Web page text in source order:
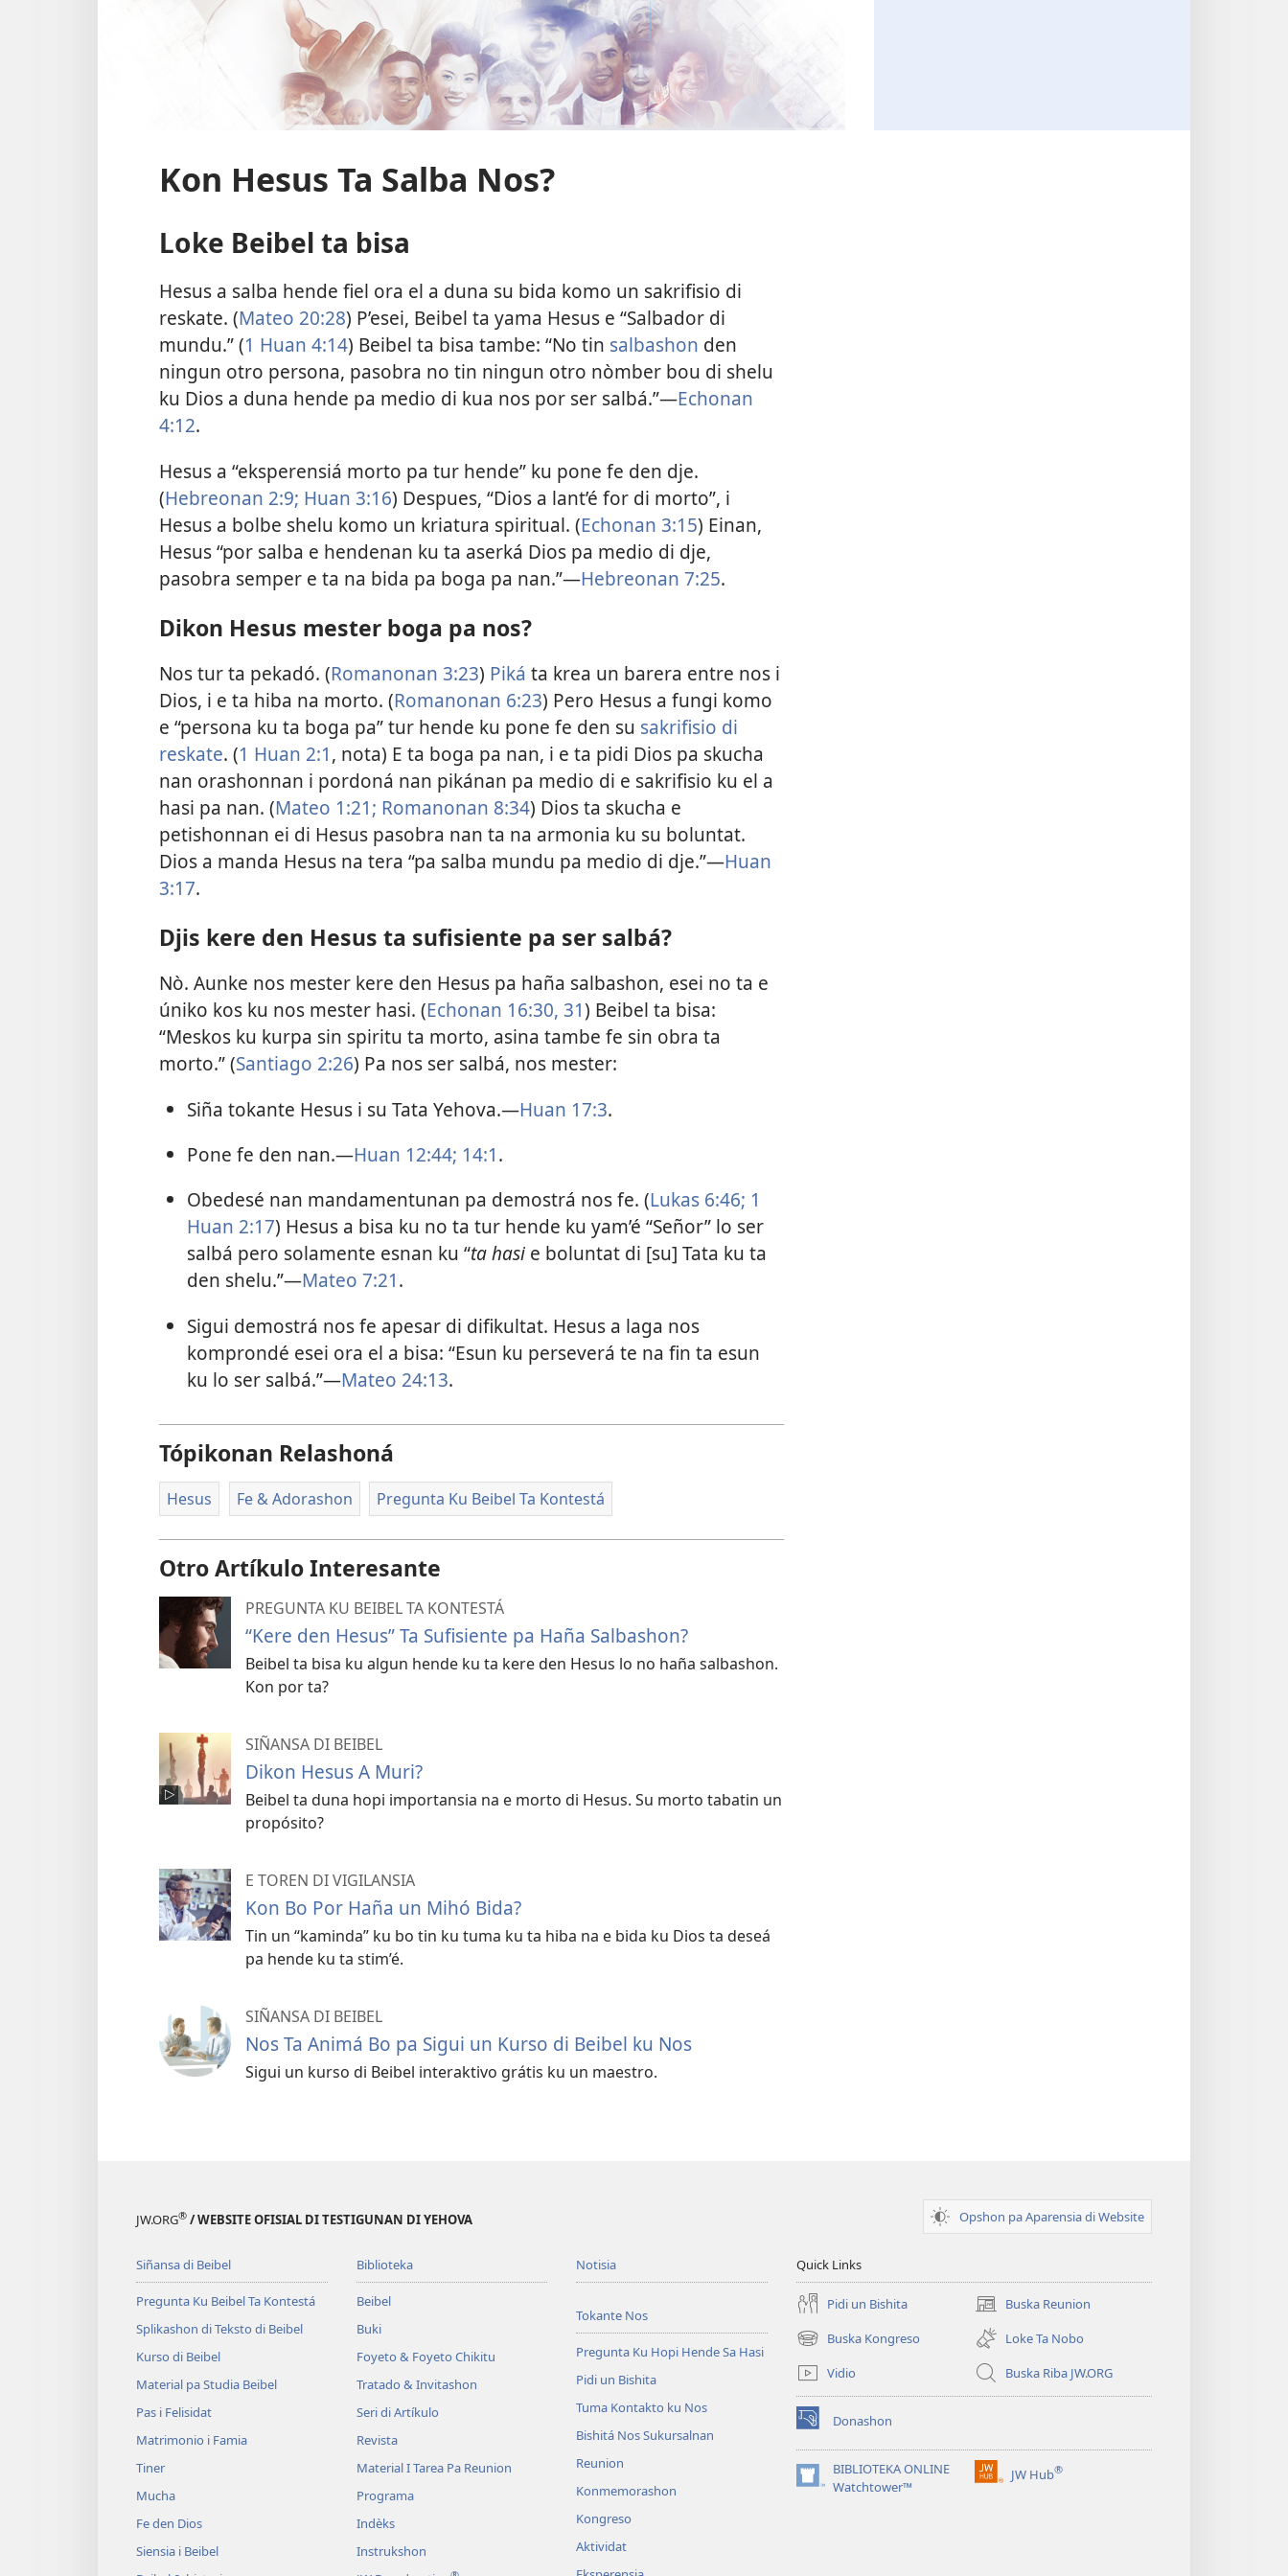
Kon Hesus Ta Salba Nos?
Loke Beibel ta bisa
Hesus a salba hende fiel ora el a duna su bida komo un sakrifisio di
reskate. (Mateo 20:28) P’esei, Beibel ta yama Hesus e “Salbador di
mundu.” (1 Huan 4:14) Beibel ta bisa tambe: “No tin salbashon den
ningun otro persona, pasobra no tin ningun otro nòmber bou di shelu
ku Dios a duna hende pa medio di kua nos por ser salbá.”—Echonan
4:12.
Hesus a “eksperensiá morto pa tur hende” ku pone fe den dje.
(Hebreonan 2:9; Huan 3:16) Despues, “Dios a lant’é for di morto”, i
Hesus a bolbe shelu komo un kriatura spiritual. (Echonan 3:15) Einan,
Hesus “por salba e hendenan ku ta aserká Dios pa medio di dje,
pasobra semper e ta na bida pa boga pa nan.”—Hebreonan 7:25.
Dikon Hesus mester boga pa nos?
Nos tur ta pekadó. (Romanonan 3:23) Piká ta krea un barera entre nos i
Dios, i e ta hiba na morto. (Romanonan 6:23) Pero Hesus a fungi komo
e “persona ku ta boga pa” tur hende ku pone fe den su sakrifisio di
reskate. (1 Huan 2:1, nota) E ta boga pa nan, i e ta pidi Dios pa skucha
nan orashonnan i pordoná nan pikánan pa medio di e sakrifisio ku el a
hasi pa nan. (Mateo 1:21; Romanonan 8:34) Dios ta skucha e
petishonnan ei di Hesus pasobra nan ta na armonia ku su boluntat.
Dios a manda Hesus na tera “pa salba mundu pa medio di dje.”—Huan
3:17.
Djis kere den Hesus ta sufisiente pa ser salbá?
Nò. Aunke nos mester kere den Hesus pa haña salbashon, esei no ta e
úniko kos ku nos mester hasi. (Echonan 16:30, 31) Beibel ta bisa:
“Meskos ku kurpa sin spiritu ta morto, asina tambe fe sin obra ta
morto.” (Santiago 2:26) Pa nos ser salbá, nos mester:
Siña tokante Hesus i su Tata Yehova.—Huan 17:3.
Pone fe den nan.—Huan 12:44; 14:1.
Obedesé nan mandamentunan pa demostrá nos fe. (Lukas 6:46; 1
Huan 2:17) Hesus a bisa ku no ta tur hende ku yam’é “Señor” lo ser
salbá pero solamente esnan ku “ta hasie boluntat di [su] Tata ku ta
den shelu.”—Mateo 7:21.
Sigui demostrá nos fe apesar di difikultat. Hesus a laga nos
komprondé esei ora el a bisa: “Esun ku perseverá te na fin ta esun
ku lo ser salbá.”—Mateo 24:13.
Tópikonan Relashoná
Hesus Fe & Adorashon Pregunta Ku Beibel Ta Kontestá
Otro Artíkulo Interesante
PREGUNTA KU BEIBEL TA KONTESTÁ
“Kere den Hesus” Ta Sufisiente pa Haña Salbashon?
Beibel ta bisa ku algun hende ku ta kere den Hesus lo no haña salbashon.
Kon por ta?
SIÑANSA DI BEIBEL
Dikon Hesus A Muri?
Beibel ta duna hopi importansia na e morto di Hesus. Su morto tabatin un
propósito?
E TOREN DI VIGILANSIA
Kon Bo Por Haña un Mihó Bida?
Tin un “kaminda” ku bo tin ku tuma ku ta hiba na e bida ku Dios ta deseá
pa hende ku ta stim’é.
SIÑANSA DI BEIBEL
Nos Ta Animá Bo pa Sigui un Kurso di Beibel ku Nos
Sigui un kurso di Beibel interaktivo grátis ku un maestro.
JW.ORG® / WEBSITE OFISIAL DI TESTIGUNAN DI YEHOVA Opshon pa Aparensia di Website
Siñansa di Beibel
Pregunta Ku Beibel Ta Kontestá
Splikashon di Teksto di Beibel
Kurso di Beibel
Material pa Studia Beibel
Pas i Felisidat
Matrimonio i Famia
Tiner
Mucha
Fe den Dios
Siensia i Beibel
Biblioteka
Beibel
Buki
Foyeto & Foyeto Chikitu
Tratado & Invitashon
Seri di Artíkulo
Revista
Material I Tarea Pa Reunion
Programa
Indèks
Instrukshon
Notisia
Tokante Nos
Pregunta Ku Hopi Hende Sa Hasi
Pidi un Bishita
Tuma Kontakto ku Nos
Bishitá Nos Sukursalnan
Reunion
Konmemorashon
Kongreso
Aktividat
Quick Links
Pidi un Bishita Buska Reunion
(opens
new
window)
Buska Kongreso
(opens
new
window)
Loke Ta Nobo
Vidio
Buska Riba JW.ORG
Donashon
(opens
new
window)BIBLIOTEKA ONLINE
Watchtower™
(opens
JW Hub®
(opens